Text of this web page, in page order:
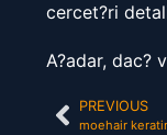
cercet?ri
A?adar, dac?
PREVIOUS
moehair